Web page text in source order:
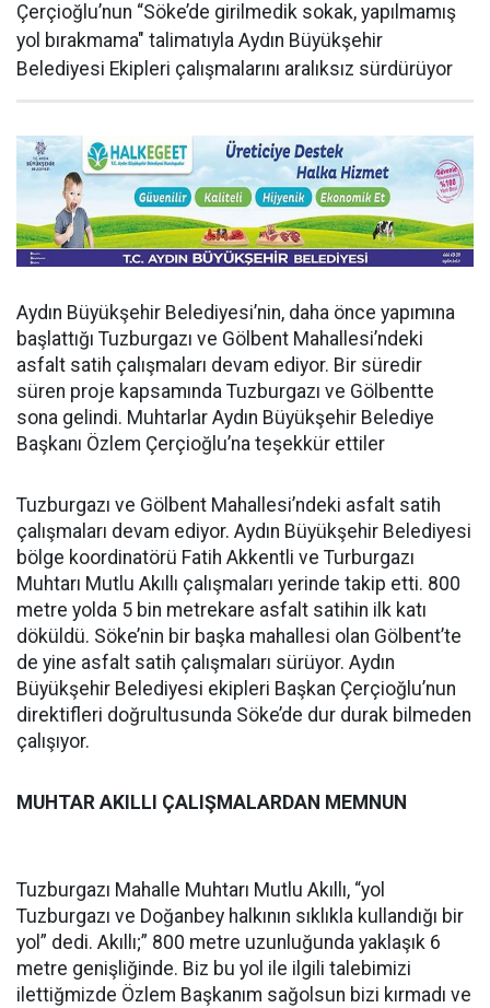
Çerçioğlu’nun “Söke’de girilmedik sokak, yapılmamış
yol bırakmama" talimatıyla Aydın Büyükşehir
Belediyesi Ekipleri çalışmalarını aralıksız sürdürüyor
Aydın Büyükşehir Belediyesi’nin, daha önce yapımına
başlattığı Tuzburgazı ve Gölbent Mahallesi’ndeki
asfalt satih çalışmaları devam ediyor. Bir süredir
süren proje kapsamında Tuzburgazı ve Gölbentte
sona gelindi. Muhtarlar Aydın Büyükşehir Belediye
Başkanı Özlem Çerçioğlu’na teşekkür ettiler
Tuzburgazı ve Gölbent Mahallesi’ndeki asfalt satih
çalışmaları devam ediyor. Aydın Büyükşehir Belediyesi
bölge koordinatörü Fatih Akkentli ve Turburgazı
Muhtarı Mutlu Akıllı çalışmaları yerinde takip etti. 800
metre yolda 5 bin metrekare asfalt satihin ilk katı
döküldü. Söke’nin bir başka mahallesi olan Gölbent’te
de yine asfalt satih çalışmaları sürüyor. Aydın
Büyükşehir Belediyesi ekipleri Başkan Çerçioğlu’nun
direktifleri doğrultusunda Söke’de dur durak bilmeden
çalışıyor.
MUHTAR AKILLI ÇALIŞMALARDAN MEMNUN
Tuzburgazı Mahalle Muhtarı Mutlu Akıllı, “yol
Tuzburgazı ve Doğanbey halkının sıklıkla kullandığı bir
yol” dedi. Akıllı;” 800 metre uzunluğunda yaklaşık 6
metre genişliğinde. Biz bu yol ile ilgili talebimizi
ilettiğmizde Özlem Başkanım sağolsun bizi kırmadı ve